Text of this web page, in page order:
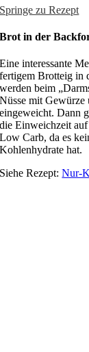
Springe zu Rezept
Brot in der
Eine interessante
fertigem Brotteig in
werden beim
Nüsse mit Gewürze
eingeweicht. Dann
die Einweichzeit
Low Carb, da es
Kohlenhydrate hat.
Siehe Rezept:Nur-